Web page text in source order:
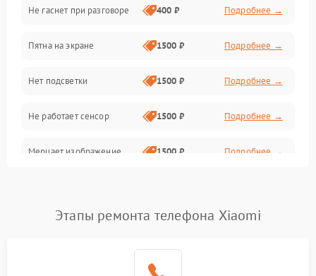
Зарядка
Проблемы с питанием, зарядкой и аккумулятором
Проблемы с работой системы, корпусом и другие
Не гаснет при разговоре 400 ₽ Подробнее →
Пятна на экране 1500 ₽ Подробнее →
Нет подсветки 1500 ₽ Подробнее →
Не работает сенсор 1500 ₽ Подробнее →
Мерцает изображение 1500 ₽ Подробнее →
Не работает Face ID 4000 ₽ Подробнее →
Этапы ремонта телефона Xiaomi